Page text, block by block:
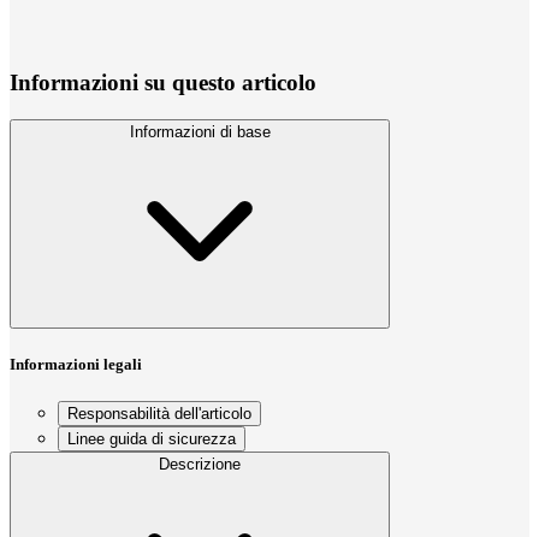
Informazioni su questo articolo
Informazioni di base
Informazioni legali
Responsabilità dell'articolo
Linee guida di sicurezza
Descrizione